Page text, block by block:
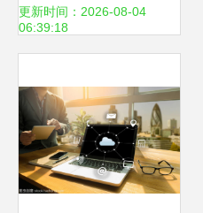
络安全与技术服务
更新时间：2026-08-04
06:39:18